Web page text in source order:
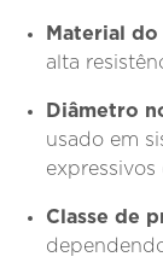
Material
alta
Diâmetro
usado em
expressivos
Classe de